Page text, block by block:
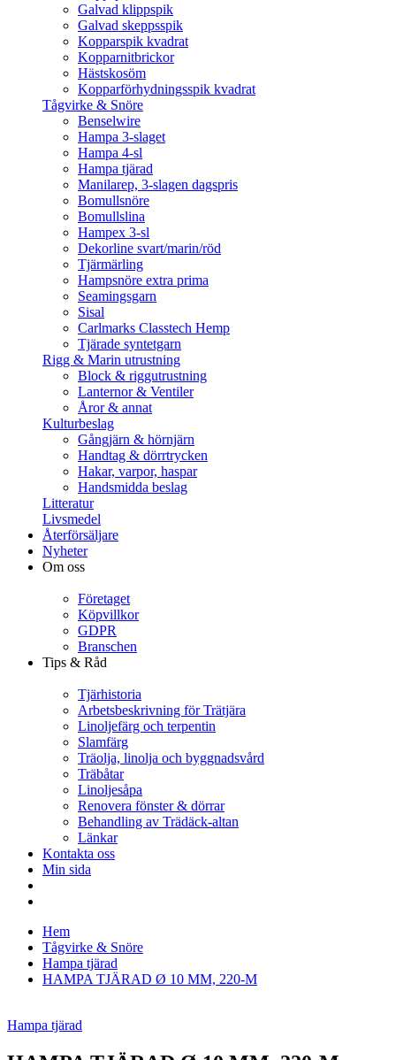
Galvad klippspik
Galvad skeppsspik
Kopparspik kvadrat
Kopparnitbrickor
Hästskosöm
Kopparförhydningsspik kvadrat
Tågvirke & Snöre
Benselwire
Hampa 3-slaget
Hampa 4-sl
Hampa tjärad
Manilarep, 3-slagen dagspris
Bomullsnöre
Bomullslina
Hampex 3-sl
Dekorline svart/marin/röd
Tjärmärling
Hampsnöre extra prima
Seamingsgarn
Sisal
Carlmarks Classtech Hemp
Tjärade syntetgarn
Rigg & Marin utrustning
Block & riggutrustning
Lanternor & Ventiler
Åror & annat
Kulturbeslag
Gångjärn & hörnjärn
Handtag & dörrtrycken
Hakar, varpor, haspar
Handsmidda beslag
Litteratur
Livsmedel
Återförsäljare
Nyheter
Om oss
Företaget
Köpvillkor
GDPR
Branschen
Tips & Råd
Tjärhistoria
Arbetsbeskrivning för Trätjära
Linoljefärg och terpentin
Slamfärg
Träolja, linolja och byggnadsvård
Träbåtar
Linoljesåpa
Renovera fönster & dörrar
Behandling av Trädäck-altan
Länkar
Kontakta oss
Min sida
Hem
Tågvirke & Snöre
Hampa tjärad
HAMPA TJÄRAD Ø 10 MM, 220-M
Hampa tjärad